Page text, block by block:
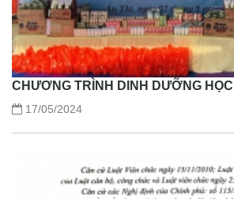
CHƯƠNG TRÌNH DINH DƯỠNG
17/05/2024